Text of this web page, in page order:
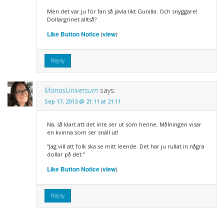
Men det var ju för fan så jävla likt Gunilla. Och snyggare!
Dollargrinet alltså?
Like Button Notice(view)
Reply
MonasUniversum says:
Sep 17, 2013 @ 21:11 at 21:11
Nä, så klart att det inte ser ut som henne. Målningen visar
en kvinna som ser snäll ut!
“Jag vill att folk ska se mitt leende. Det har ju rullat in några
dollar på det.”
Like Button Notice(view)
Reply